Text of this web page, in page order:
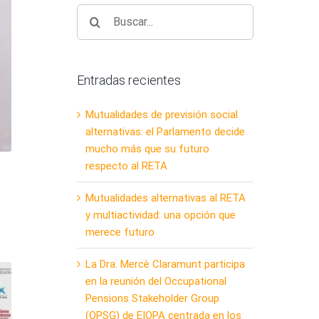
Entradas recientes
Mutualidades de previsión social
alternativas: el Parlamento decide
mucho más que su futuro
respecto al RETA
Mutualidades alternativas al RETA
y multiactividad: una opción que
merece futuro
La Dra. Mercè Claramunt participa
en la reunión del Occupational
Pensions Stakeholder Group
(OPSG) de EIOPA centrada en los